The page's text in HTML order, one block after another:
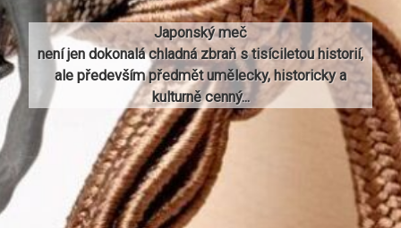
Japonský meč
není jen dokonalá chladná zbraň s tisíciletou historií,
ale především předmět umělecky, historicky a
kulturně cenný...